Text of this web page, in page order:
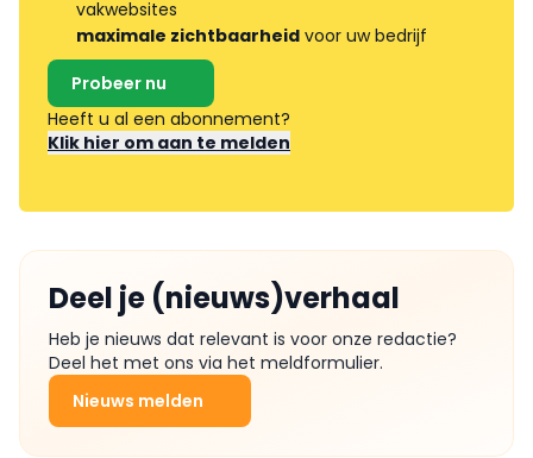
vakwebsites
maximale zichtbaarheid voor uw bedrijf
Probeer nu
Heeft u al een abonnement?
Klik hier om aan te melden
Deel je (nieuws)verhaal
Heb je nieuws dat relevant is voor onze redactie?
Deel het met ons via het meldformulier.
Nieuws melden